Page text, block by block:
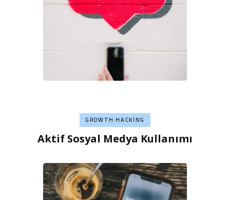
GROWTH HACKING
Aktif Sosyal Medya Kullanımı